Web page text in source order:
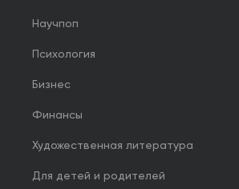
Научпоп
Психология
Бизнес
Финансы
Художественная литература
Для детей и родителей